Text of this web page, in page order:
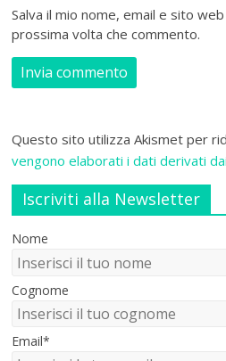
Salva il mio nome, email e sito
prossima volta che commento.
Questo sito utilizza Akismet per
vengono elaborati i dati derivati
Iscriviti alla Newsletter
Nome
Cognome
Email*